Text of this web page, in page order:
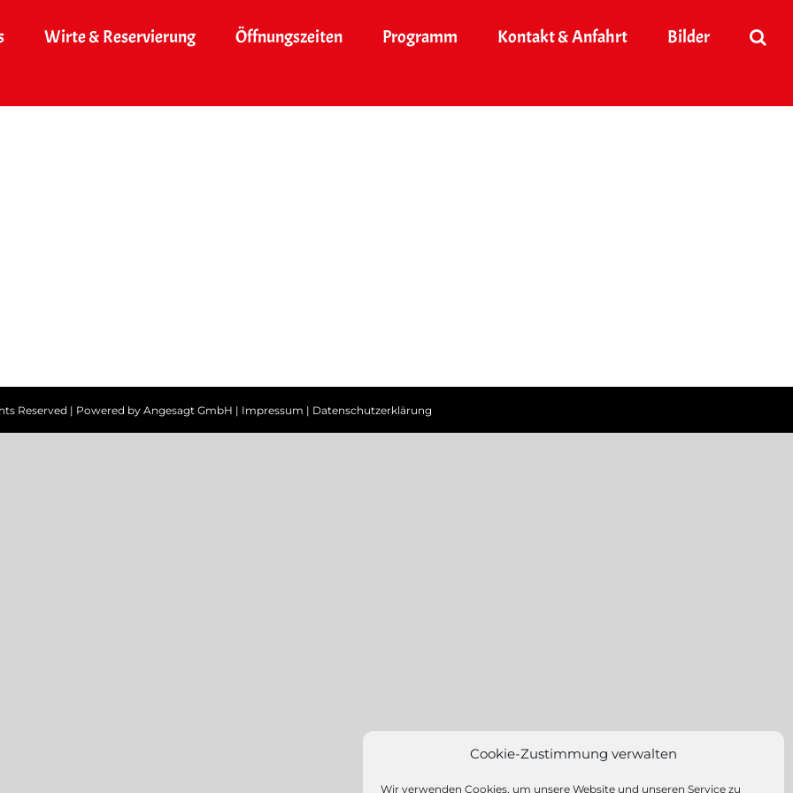
Cookie-Zustimmung verwalten
Wir verwenden Cookies, um unsere Website und unseren Service zu
Wirte & Reservierung Öffnungszeiten Programm Kontakt & Anfahrt Bilder
Reserved | Powered by Angesagt GmbH | Impressum | Datenschutzerklärung